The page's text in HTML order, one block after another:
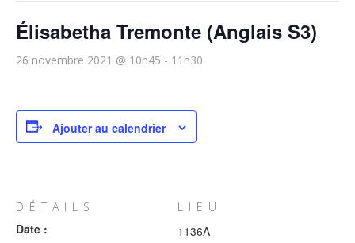
Élisabetha Tremonte (Anglais S3)
26 novembre 2021 @ 10h45 - 11h30
Ajouter au calendrier
DÉTAILS
Date :
LIEU
1136A